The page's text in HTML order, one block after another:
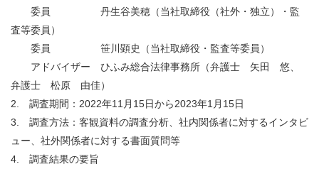
委員 丹生谷美穂（当社取締役（社外・独立）・監
査等委員）
委員
笹川顕史（当社取締役・監査等委員）
アドバイザー ひふみ総合法律事務所（弁護士 矢田 悠、
弁護士 松原 由佳）
2. 調査期間： 2022年11 月 15日から2023年1 月 15日
3. 調査方法：客観資料の調査分析、社内関係者に対するインタビ
ュー、社外関係者に対する書面質問等
4. 調査結果の要旨